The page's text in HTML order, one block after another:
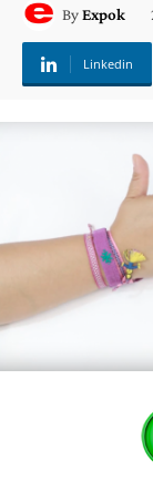
ByExpok
Linkedin